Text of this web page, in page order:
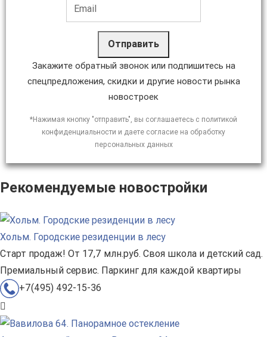
Отправить
Закажите обратный звонок или подпишитесь на
спецпредложения, скидки и другие новости рынка
новостроек
*Нажимая кнопку "отправить", вы соглашаетесь с политикой
конфиденциальности и даете согласие на обработку
персональных данных
Рекомендуемые новостройки
Хольм. Городские резиденции в лесу
Старт продаж! От 17,7 млн.руб. Своя школа и детский сад.
Премиальный сервис. Паркинг для каждой квартиры
+7(495) 492-15-36